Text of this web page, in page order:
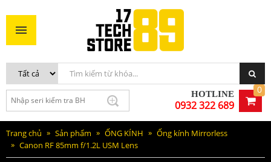
HOTLINE
0932 322 689
0
Canon RF 85mm f/1.2L USM Lens
51.300.000VNĐ
Trang chủ Sản phẩm ỐNG KÍNH
Ống kính Mirrorless
Canon RF 85mm f/1.2L USM Lens